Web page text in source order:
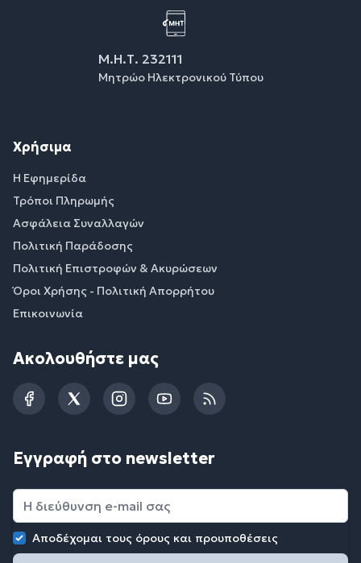
Μ.Η.Τ. 232111
Μητρώο Ηλεκτρονικού Τύπου
Χρήσιμα
Η Εφημερίδα
Τρόποι Πληρωμής
Ασφάλεια Συναλλαγών
Πολιτική Παράδοσης
Πολιτική Επιστροφών & Ακυρώσεων
Όροι Χρήσης - Πολιτική Απορρήτου
Επικοινωνία
Ακολουθήστε μας
FacebookTwitterInstagramYouTubeRSS
Εγγραφή στο newsletter
Αποδέχομαι τους όρους και προυποθέσεις